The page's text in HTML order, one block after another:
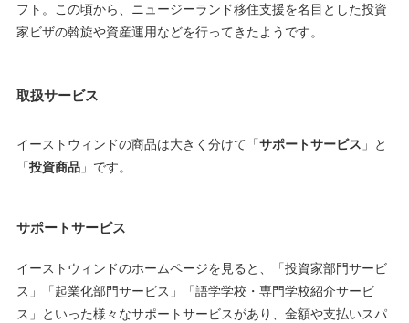
フト。この頃から、ニュージーランド移住支援を名目とした投資
家ビザの斡旋や資産運用などを行ってきたようです。
取扱サービス
イーストウィンドの商品は大きく分けて「サポートサービス 」と
「投資商品」です。
サポートサービス
イーストウィンドのホームページを見ると、「投資家部門サービ
ス」「起業化部門サービス」「語学学校・専門学校紹介サービ
ス」といった様々なサポートサービスがあり、金額や支払いスパ